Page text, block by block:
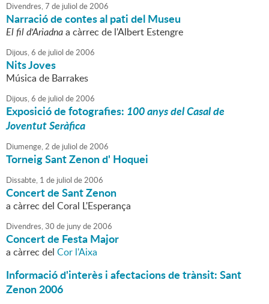
Divendres,7 de juliol de2006
Narració de contes al pati del Museu
El fil d'Ariadnaa càrrec de l'Albert Estengre
Dijous,6 de juliol de2006
Nits Joves
Música de Barrakes
Dijous,6 de juliol de2006
Exposició de fotografies: 100 anys del Casal de
Joventut Seràfica
Diumenge,2 de juliol de2006
Torneig Sant Zenon d' Hoquei
Dissabte, 1 de juliol de2006
Concert de Sant Zenon
a càrrec del Coral L'Esperança
Divendres,30 de junyde2006
Concert de Festa Major
a càrrec del Cor l'Aixa
Informació d'interès i afectacions de trànsit: Sant
Zenon 2006